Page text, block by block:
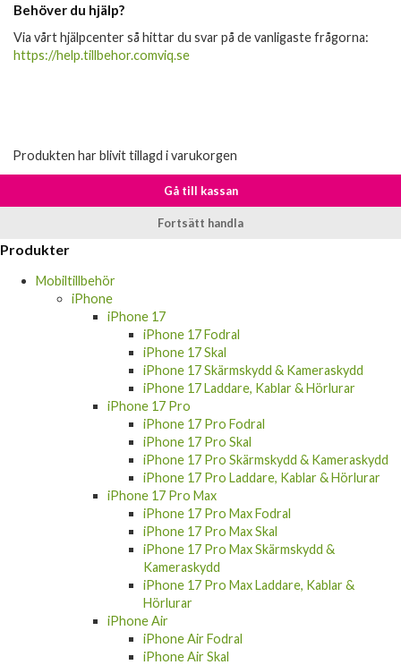
Behöver du hjälp?
Via vårt hjälpcenter så hittar du svar på de vanligaste frågorna:
https://help.tillbehor.comviq.se
Produkten har blivit tillagd i varukorgen
Gå till kassan
Fortsätt handla
Produkter
Mobiltillbehör
iPhone
iPhone 17
iPhone 17 Fodral
iPhone 17 Skal
iPhone 17 Skärmskydd & Kameraskydd
iPhone 17 Laddare, Kablar & Hörlurar
iPhone 17 Pro
iPhone 17 Pro Fodral
iPhone 17 Pro Skal
iPhone 17 Pro Skärmskydd & Kameraskydd
iPhone 17 Pro Laddare, Kablar & Hörlurar
iPhone 17 Pro Max
iPhone 17 Pro Max Fodral
iPhone 17 Pro Max Skal
iPhone 17 Pro Max Skärmskydd &
Kameraskydd
iPhone 17 Pro Max Laddare, Kablar &
Hörlurar
iPhone Air
iPhone Air Fodral
iPhone Air Skal